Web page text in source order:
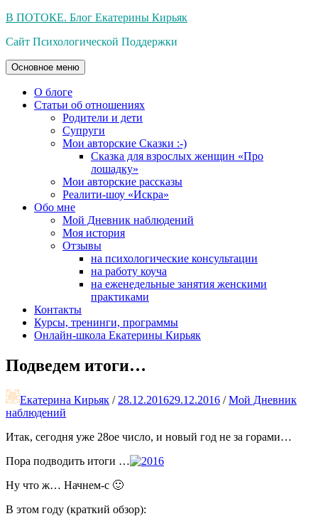
Перейти
содержимому
В ПОТОКЕ. Блог Екатерины Кирьяк
Сайт Психологической Поддержки
Основное меню
О блоге
Статьи об отношениях
Родители и дети
Супруги
Мои авторские Сказки :-)
Сказка для взрослых женщин «Про
лошадку»
Мои авторские рассказы
Реалити-шоу «Искра»
Обо мне
Мой Дневник наблюдений
Моя история
Отзывы
на психологические консультации
на работу коуча
на еженедельные занятия женскими
практиками
Контакты
Курсы, тренинги, программы
Онлайн-школа Екатерины Кирьяк
Подведем итоги…
Екатерина Кирьяк / 28.12.201629.12.2016 / Мой Дневник
наблюдений
Итак, сегодня уже 28ое число, и новый год не за горами…
Пора подводить итоги …
Ну что ж… Начнем-с 🙂
В этом году (краткий обзор):